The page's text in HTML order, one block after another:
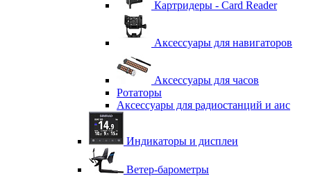
Картридеры - Card Reader
Аксессуары для навигаторов
Аксессуары для часов
Ротаторы
Аксессуары для радиостанций и аис
Индикаторы и дисплеи
Ветер-барометры